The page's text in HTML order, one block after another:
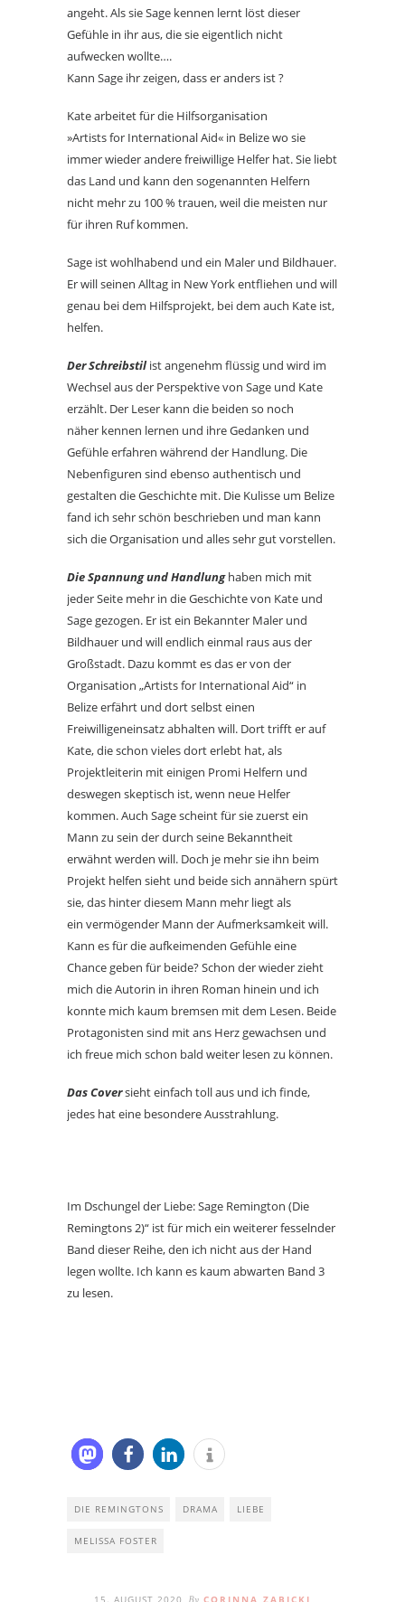
angeht. Als sie Sage kennen lernt löst dieser
Gefühle in ihr aus, die sie eigentlich nicht
aufwecken wollte….
Kann Sage ihr zeigen, dass er anders ist ?
Kate arbeitet für die Hilfsorganisation
»Artists for International Aid« in Belize wo sie
immer wieder andere freiwillige Helfer hat. Sie liebt
das Land und kann den sogenannten Helfern
nicht mehr zu 100 % trauen, weil die meisten nur
für ihren Ruf kommen.
Sage ist wohlhabend und ein Maler und Bildhauer.
Er will seinen Alltag in New York entfliehen und will
genau bei dem Hilfsprojekt, bei dem auch Kate ist,
helfen.
Der Schreibstilist angenehm flüssig und wird im
Wechsel aus der Perspektive von Sage und Kate
erzählt. Der Leser kann die beiden so noch
näher kennen lernen und ihre Gedanken und
Gefühle erfahren während der Handlung. Die
Nebenfiguren sind ebenso authentisch und
gestalten die Geschichte mit. Die Kulisse um Belize
fand ich sehr schön beschrieben und man kann
sich die Organisation und alles sehr gut vorstellen.
Die Spannung und Handlunghaben mich mit
jeder Seite mehr in die Geschichte von Kate und
Sage gezogen. Er ist ein Bekannter Maler und
Bildhauer und will endlich einmal raus aus der
Großstadt. Dazu kommt es das er von der
Organisation „Artists for International Aid“ in
Belize erfährt und dort selbst einen
Freiwilligeneinsatz abhalten will. Dort trifft er auf
Kate, die schon vieles dort erlebt hat, als
Projektleiterin mit einigen Promi Helfern und
deswegen skeptisch ist, wenn neue Helfer
kommen. Auch Sage scheint für sie zuerst ein
Mann zu sein der durch seine Bekanntheit
erwähnt werden will. Doch je mehr sie ihn beim
Projekt helfen sieht und beide sich annähern spürt
sie, das hinter diesem Mann mehr liegt als
ein vermögender Mann der Aufmerksamkeit will.
Kann es für die aufkeimenden Gefühle eine
Chance geben für beide? Schon der wieder zieht
mich die Autorin in ihren Roman hinein und ich
konnte mich kaum bremsen mit dem Lesen. Beide
Protagonisten sind mit ans Herz gewachsen und
ich freue mich schon bald weiter lesen zu können.
Das Coversieht einfach toll aus und ich finde,
jedes hat eine besondere Ausstrahlung.
Im Dschungel der Liebe: Sage Remington (Die
Remingtons 2)“ ist für mich ein weiterer fesselnder
Band dieser Reihe, den ich nicht aus der Hand
legen wollte. Ich kann es kaum abwarten Band 3
zu lesen.
DIE REMINGTONS DRAMA LIEBE
MELISSA FOSTER
15. AUGUST 2020 CORINNA ZABICKI